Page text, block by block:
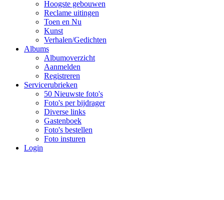
Hoogste gebouwen
Reclame uitingen
Toen en Nu
Kunst
Verhalen/Gedichten
Albums
Albumoverzicht
Aanmelden
Registreren
Servicerubrieken
50 Nieuwste foto's
Foto's per bijdrager
Diverse links
Gastenboek
Foto's bestellen
Foto insturen
Login